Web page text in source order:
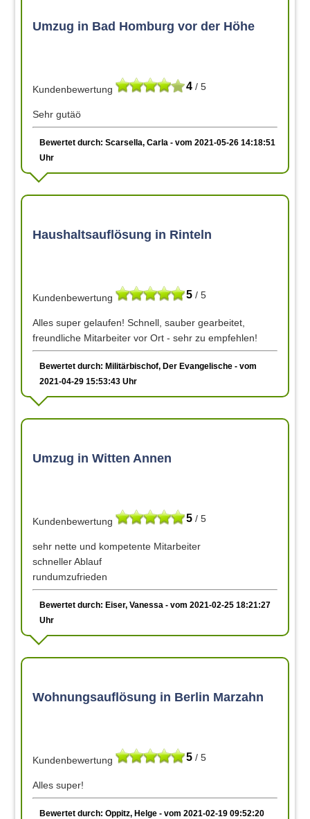
Umzug in Bad Homburg vor der Höhe
4 / 5
Kundenbewertung
Sehr gutäö
Bewertet durch: Scarsella, Carla - vom 2021-05-26 14:18:51
Uhr
Haushaltsauflösung in Rinteln
5 / 5
Kundenbewertung
Alles super gelaufen! Schnell, sauber gearbeitet,
freundliche Mitarbeiter vor Ort - sehr zu empfehlen!
Bewertet durch: Militärbischof, Der Evangelische - vom
2021-04-29 15:53:43 Uhr
Umzug in Witten Annen
5 / 5
Kundenbewertung
sehr nette und kompetente Mitarbeiter
schneller Ablauf
rundumzufrieden
Bewertet durch: Eiser, Vanessa - vom 2021-02-25 18:21:27
Uhr
Wohnungsauflösung in Berlin Marzahn
5 / 5
Kundenbewertung
Alles super!
Bewertet durch: Oppitz, Helge - vom 2021-02-19 09:52:20